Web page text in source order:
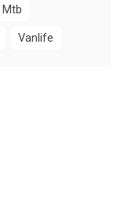
Mtb
Vanlife